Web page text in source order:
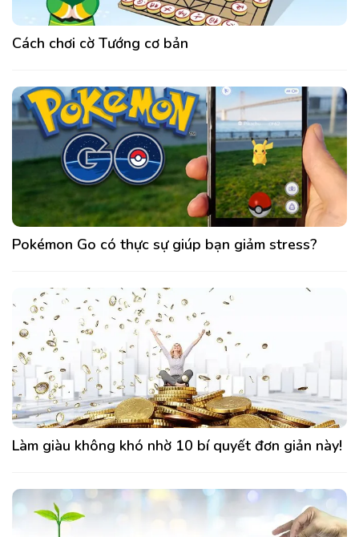
Cách chơi cờ Tướng cơ bản
Pokémon Go có thực sự giúp bạn giảm stress?
Làm giàu không khó nhờ 10 bí quyết đơn giản này!